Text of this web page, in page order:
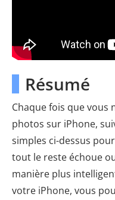
Résumé
Chaque fois que vous
photos sur iPhone,
simples ci-dessus
tout le reste échoue
manière plus
votre iPhone, vous